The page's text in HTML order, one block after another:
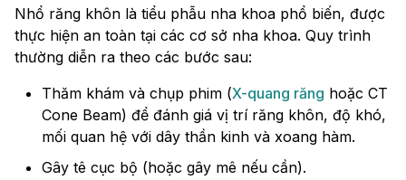
Nhổ răng khôn là tiểu phẫu nha khoa phổ biến, được
thực hiện an toàn tại các cơ sở nha khoa. Quy trình
thường diễn ra theo các bước sau:
Thăm khám và chụp phim (X-quang răng hoặc CT
Cone Beam) để đánh giá vị trí răng khôn, độ khó,
mối quan hệ với dây thần kinh và xoang hàm.
Gây tê cục bộ (hoặc gây mê nếu cần).